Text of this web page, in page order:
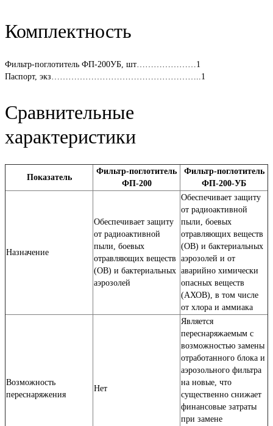
Комплектность
Фильтр-поглотитель ФП-200УБ, шт…………………1
Паспорт, экз……………………………………………..1
Сравнительные
характеристики
Показатель
Фильтр-поглотитель
ФП-200
Фильтр-поглотитель
ФП-200-УБ
Назначение
Обеспечивает защиту
от радиоактивной
пыли, боевых
отравляющих веществ
(ОВ) и бактериальных
аэрозолей
Обеспечивает защиту
от радиоактивной
пыли, боевых
отравляющих веществ
(ОВ) и бактериальных
аэрозолей и от
аварийно химически
опасных веществ
(АХОВ), в том числе
от хлора и аммиака
Возможность
переснаряжения
Нет
Является
переснаряжаемым с
возможностью замены
отработанного блока и
аэрозольного фильтра
на новые, что
существенно снижает
финансовые затраты
при замене